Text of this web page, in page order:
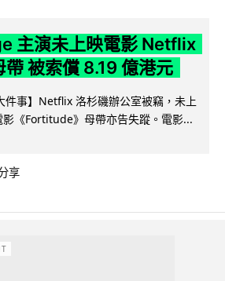
主演未上映電影 Netflix
被索償 8.19 億港元
件事】Netflix 洛杉磯辦公室被竊，未上
《Fortitude》母帶亦告失蹤。電影...
享